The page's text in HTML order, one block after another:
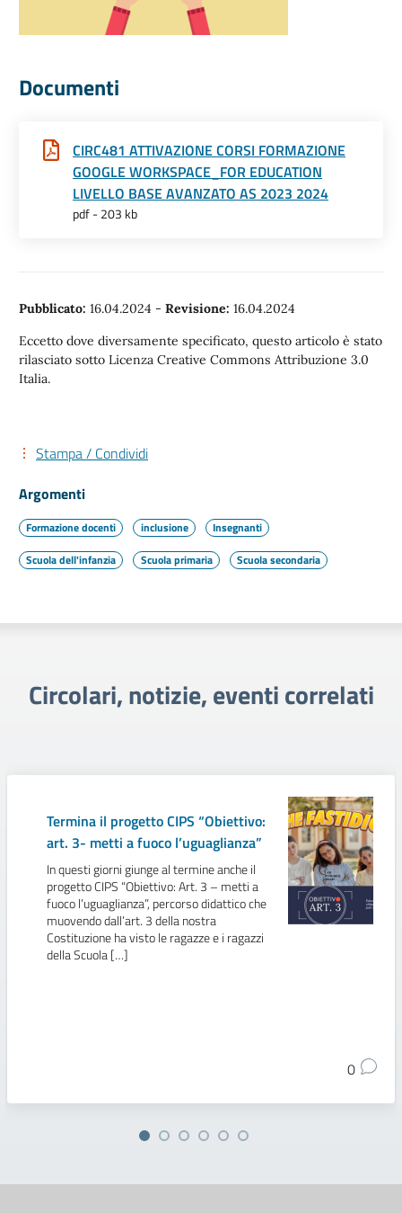
Documenti
CIRC481 ATTIVAZIONE CORSI FORMAZIONE
GOOGLE WORKSPACE_FOR EDUCATION
LIVELLO BASE AVANZATO AS 2023 2024
pdf - 203 kb
Pubblicato: 16.04.2024 - Revisione: 16.04.2024
Eccetto dove diversamente specificato, questo articolo è stato
rilasciato sotto Licenza Creative Commons Attribuzione 3.0
Italia.
Stampa / Condividi
Argomenti
Formazione docenti inclusione
Insegnanti
Scuola dell'infanzia
Scuola primaria Scuola secondaria
Circolari, notizie, eventi correlati
Termina il progetto CIPS “Obiettivo:
art. 3- metti a fuoco l’uguaglianza”
In questi giorni giunge al termine anche il
progetto CIPS “Obiettivo: Art. 3 – metti a
fuoco l’uguaglianza”, percorso didattico che
muovendo dall’art. 3 della nostra
Costituzione ha visto le ragazze e i ragazzi
della Scuola […]
0